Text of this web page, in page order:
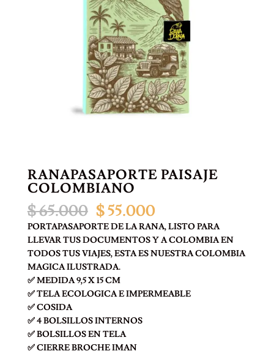
RANAPASAPORTE PAISAJE
COLOMBIANO
$65.000 El
precio
original
era:
$ 65.000.
$55.000El
precio
actual
es:
$ 55.000.
PORTAPASAPORTE DE LA RANA, LISTO PARA
LLEVAR TUS DOCUMENTOS Y A COLOMBIA EN
TODOS TUS VIAJES, ESTA ES NUESTRA COLOMBIA
MAGICA ILUSTRADA.
✅ MEDIDA 9,5 X 15 CM
✅ TELA ECOLOGICA E IMPERMEABLE
✅ COSIDA
✅ 4 BOLSILLOS INTERNOS
✅ BOLSILLOS EN TELA
✅ CIERRE BROCHE IMAN